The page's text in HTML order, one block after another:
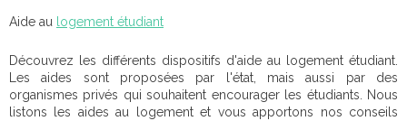
Aide au logement étudiant
Découvrez les différents dispositifs d'aide au logement étudiant.
Les aides sont proposées par l'état, mais aussi par des
organismes privés qui souhaitent encourager les étudiants. Nous
listons les aides au logement et vous apportons nos conseils